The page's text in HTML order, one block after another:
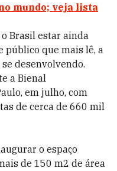
mundo; veja lista
Brasil estar ainda
que mais lê, a
desenvolvendo.
a Bienal
em julho, com
de cerca de 660 mil
o espaço
de 150 m2 de área